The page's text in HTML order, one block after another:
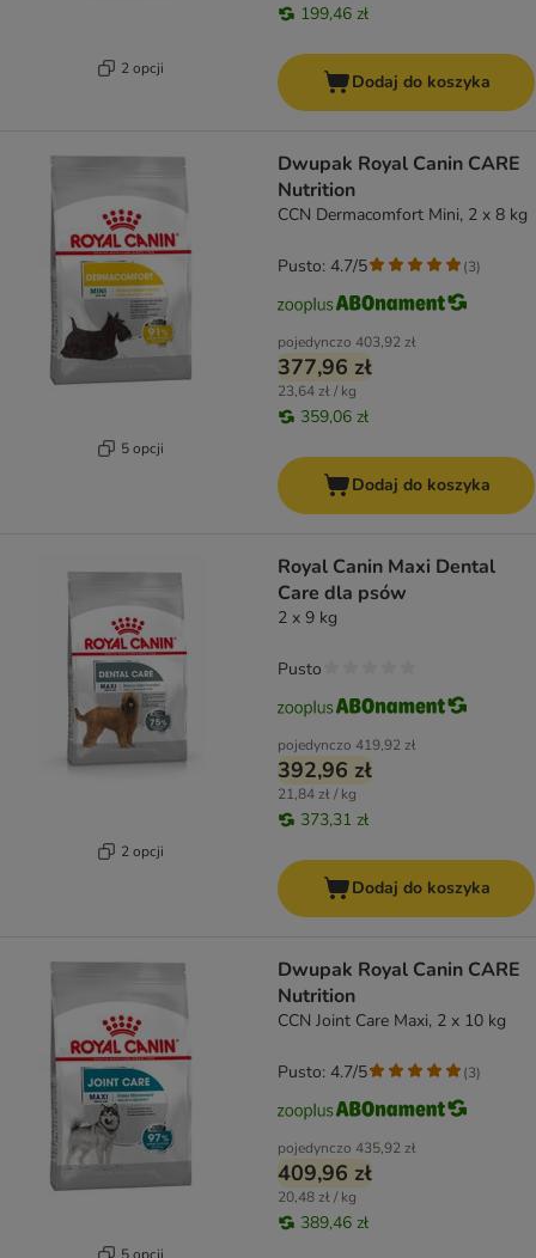
2 opcji
199,46 zł
Dodaj do koszyka
5 opcji
Dwupak Royal Canin CARE
Nutrition
CCN Dermacomfort Mini, 2 x 8 kg
pojedynczo 403,92 zł
377,96 zł
23,64 zł / kg
359,06 zł
Pusto: 4.7/5 (3)
Dodaj do koszyka
2 opcji
Royal Canin Maxi Dental
Care dla psów
2 x 9 kg
pojedynczo 419,92 zł
392,96 zł
21,84 zł / kg
373,31 zł
Pusto
Dodaj do koszyka
5 opcji
Dwupak Royal Canin CARE
Nutrition
CCN Joint Care Maxi, 2 x 10 kg
pojedynczo 435,92 zł
409,96 zł
20,48 zł / kg
389,46 zł
Pusto: 4.7/5 (3)